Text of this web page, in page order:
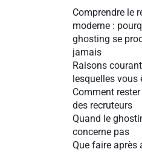
Comprendre le
moderne :
ghosting se
jamais
Raisons
lesquelles vous
Comment
des recruteurs
Quand le
concerne pas
Que faire après